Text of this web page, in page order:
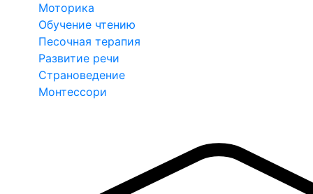
Моторика
Обучение чтению
Песочная терапия
Развитие речи
Страноведение
Монтессори